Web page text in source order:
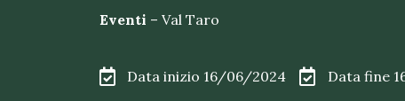
Eventi – Val Taro
Data inizio 16/06/2024 Data fine